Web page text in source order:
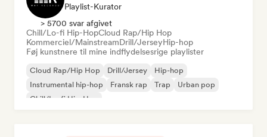
Playlist-Kurator
> 5700 svar afgivet
Chill/Lo-fi Hip-HopCloud Rap/Hip Hop
Kommerciel/MainstreamDrill/JerseyHip-hop
Føj kunstnere til mine indflydelsesrige playlister
Cloud Rap/Hip Hop Drill/Jersey
Hip-hop
Instrumental hip-hop
Fransk rap Trap
Urban pop
Chill/Lo-fi Hip-Hop